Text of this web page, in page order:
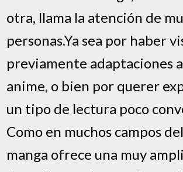
otra, llama la atención de
personas.Ya sea por haber
previamente adaptaciones
anime, o bien por querer
un tipo de lectura poco
Como en muchos campos
manga ofrece una muy